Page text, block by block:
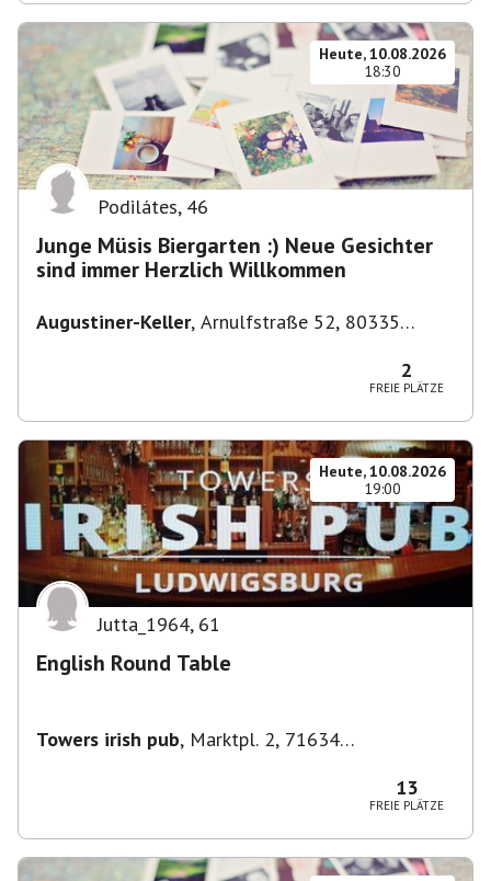
Heute, 10.08.2026
18:30
Podilátes, 46
Junge Müsis Biergarten :) Neue Gesichter
sind immer Herzlich Willkommen
Augustiner-Keller, Arnulfstraße 52, 80335
2
FREIE PLÄTZE
Heute, 10.08.2026
19:00
Jutta_1964, 61
English Round Table
Towers irish pub, Marktpl. 2, 71634
13
FREIE PLÄTZE